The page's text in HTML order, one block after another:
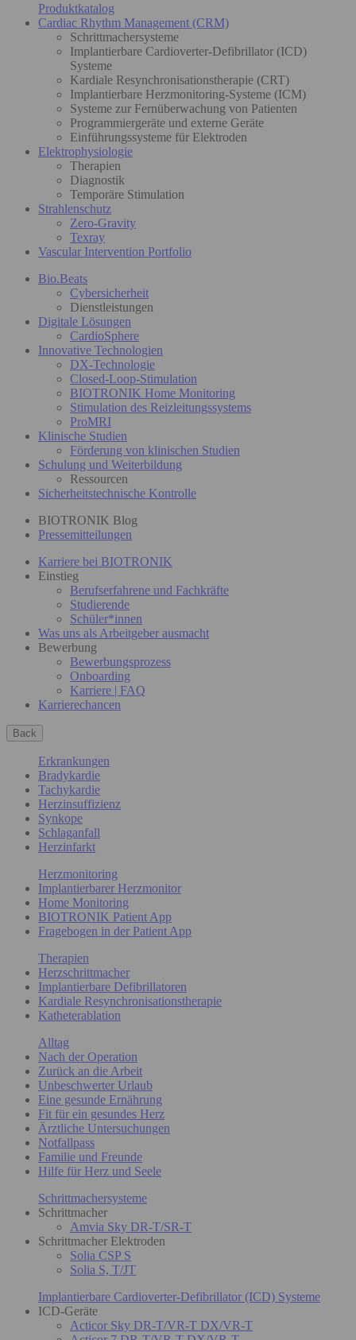
Produktkatalog
Cardiac Rhythm Management (CRM)
Schrittmachersysteme
Implantierbare Cardioverter-Defibrillator (ICD)
Systeme
Kardiale Resynchronisationstherapie (CRT)
Implantierbare Herzmonitoring-Systeme (ICM)
Systeme zur Fernüberwachung von Patienten
Programmiergeräte und externe Geräte
Einführungssysteme für Elektroden
Elektrophysiologie
Therapien
Diagnostik
Temporäre Stimulation
Strahlenschutz
Zero-Gravity
Texray
Vascular Intervention Portfolio
Bio.Beats
Cybersicherheit
Dienstleistungen
Digitale Lösungen
CardioSphere
Innovative Technologien
DX-Technologie
Closed-Loop-Stimulation
BIOTRONIK Home Monitoring
Stimulation des Reizleitungssystems
ProMRI
Klinische Studien
Förderung von klinischen Studien
Schulung und Weiterbildung
Ressourcen
Sicherheitstechnische Kontrolle
BIOTRONIK Blog
Pressemitteilungen
Karriere bei BIOTRONIK
Einstieg
Berufserfahrene und Fachkräfte
Studierende
Schüler*innen
Was uns als Arbeitgeber ausmacht
Bewerbung
Bewerbungsprozess
Onboarding
Karriere | FAQ
Karrierechancen
Back
Erkrankungen
Bradykardie
Tachykardie
Herzinsuffizienz
Synkope
Schlaganfall
Herzinfarkt
Herzmonitoring
Implantierbarer Herzmonitor
Home Monitoring
BIOTRONIK Patient App
Fragebogen in der Patient App
Therapien
Herzschrittmacher
Implantierbare Defibrillatoren
Kardiale Resynchronisationstherapie
Katheterablation
Alltag
Nach der Operation
Zurück an die Arbeit
Unbeschwerter Urlaub
Eine gesunde Ernährung
Fit für ein gesundes Herz
Ärztliche Untersuchungen
Notfallpass
Familie und Freunde
Hilfe für Herz und Seele
Schrittmachersysteme
Schrittmacher
Amvia Sky DR-T/SR-T
Schrittmacher Elektroden
Solia CSP S
Solia S, T/JT
Implantierbare Cardioverter-Defibrillator (ICD) Systeme
ICD-Geräte
Acticor Sky DR-T/VR-T DX/VR-T